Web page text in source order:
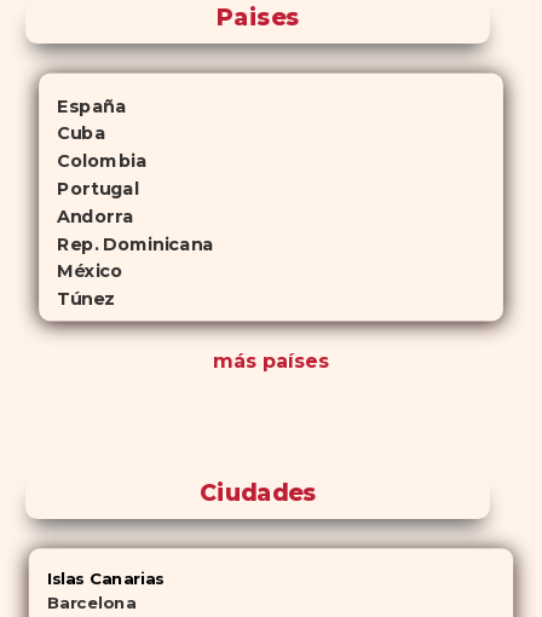
Paises
España
Cuba
Colombia
Portugal
Andorra
Rep. Dominicana
México
Túnez
más países
Ciudades
Islas Canarias
Barcelona